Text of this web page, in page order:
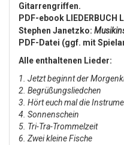
Gitarrengriffen.
PDF-ebook LIEDERBUCH
Stephen Janetzko:
PDF-Datei (ggf. mit
Alle enthaltenen Lieder:
1. Jetzt beginnt der
2. ⁠Begrüßungsliedchen
3. ⁠Hört euch mal die
4. ⁠Sonnenschein
5. ⁠Tri-Tra-Trommelzeit
6. Zwei kleine Fische